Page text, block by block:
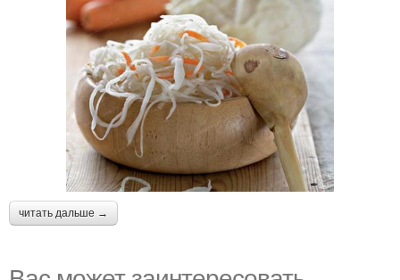
читать дальше →